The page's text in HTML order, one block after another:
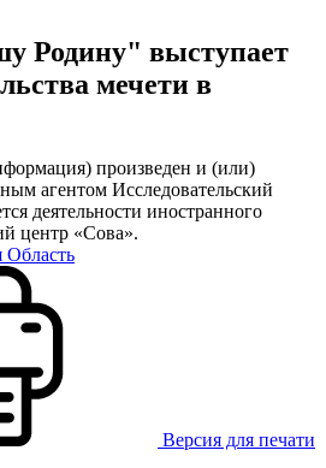
Родину" выступает
мечети в
произведен и (или)
агентом Исследовательский
деятельности иностранного
центр «Сова».
Область
Версия для печати